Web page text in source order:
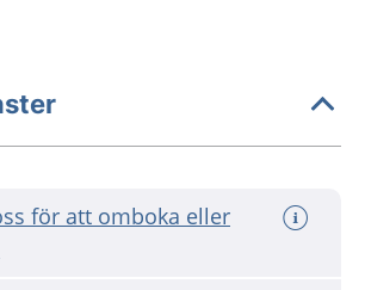
för att omboka eller